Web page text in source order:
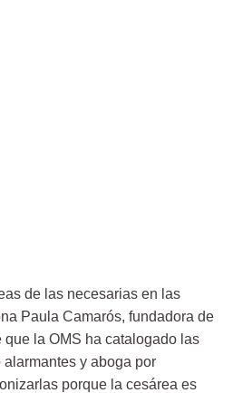
de las necesarias en las
Paula Camarós, fundadora de
que la OMS ha catalogado las
y aboga por
porque la cesárea es